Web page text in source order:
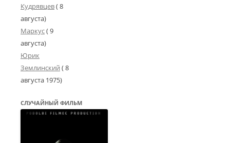
Кудрявцев( 8
августа)
Маркус( 9
августа)
Юрик
Землинский (8
августа 1975)
СЛУЧАЙНЫЙ ФИЛЬМ